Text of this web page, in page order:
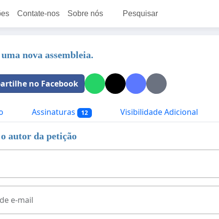
Contate-nos Sobre nós Pesquisar
nova assembleia.
no Facebook
Assinaturas 12 Visibilidade Adicional
autor da petição
e-mail